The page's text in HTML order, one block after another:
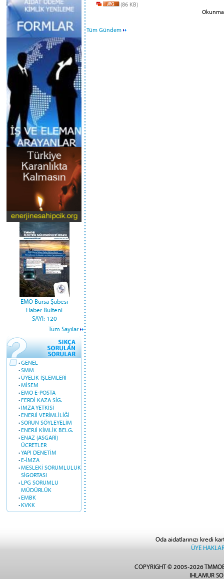
EMO Bursa Şubesi
Haber Bülteni
SAYI: 120
Tüm Sayılar
·GENEL
·SMM
·ÜYELİK İŞLEMLERİ
·MİSEM
·EMO E-POSTA
·FERDİ KAZA SİG.
·İMZA YETKİSİ
·ENERJİ VERİMLİLİĞİ
·SORUN SÖYLEYELİM
·ENERJİ KİMLİK BELG.
·ENAZ (ASGARİ)
ÜCRETLER
·YAPI DENETİM
·E-İMZA
·MESLEKİ SORUMLULUK
SİGORTASI
·LPG SORUMLU
MÜDÜRLÜK
·EMBK
·KVKK
(86 KB)
Okunma
Tüm Gündem
Oda aidatlarınızı kredi
ÜYE
COPYRIGHT © 2005-2026
IHLAMUR